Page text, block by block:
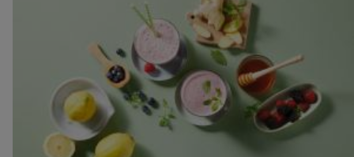
Einwilligung jederzeit mit Wirkung für die Zukunft zu
widerrufen, findest du in unseren
Datenschutzbestimmungen
Die Impressen findest du hier.